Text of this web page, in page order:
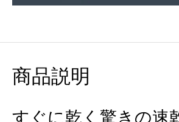
商品説明
すぐに乾く驚きの速